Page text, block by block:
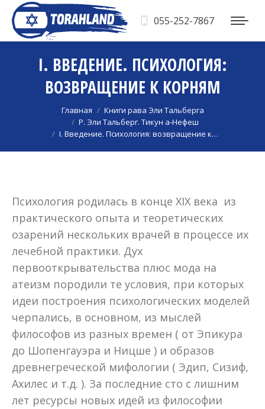
055-252-7867
I. ВВЕДЕНИЕ. ПСИХОЛОГИЯ:
ВОЗВРАЩЕНИЕ К КОРНЯМ
Вы здесь:Главная
Книги рава Эли Тальберга
Р. Эли Тальберг. Тикун а-Нефеш
I. Введение. Психология: возвращение к…
Психология родилась в конце XIX века из
практического опыта и теоретических
озарений нескольких врачей в процессе их
лечебной практики. Дух
первооткрывательства плюс мода на
атеизм породили те условия, при которых
идеи построения психологических моделей
черпались, в основном, из мыслей
философов из разных времен ( от Эпикура
до Шопенгауэра и Ницше ) и образов
древнегреческой мифологии ( Эдип, Сизиф,
Ахилес и т.д. ). За последние сто с лишним
лет ресурсы новых идей из философии